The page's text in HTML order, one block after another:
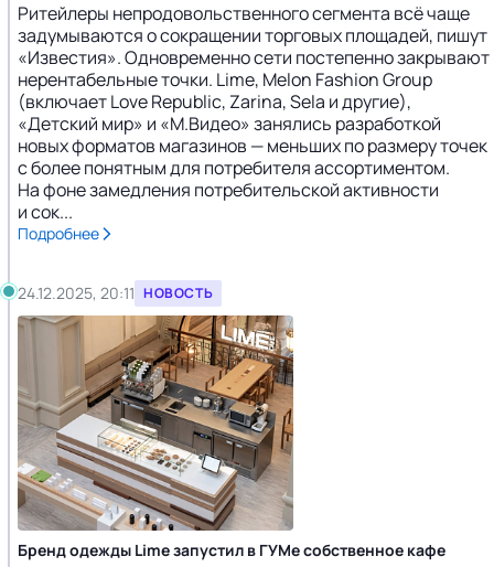
Ритейлеры непродовольственного сегмента всё чаще
задумываются о сокращении торговых площадей, пишут
«Известия». Одновременно сети постепенно закрывают
нерентабельные точки. Lime, Melon Fashion Group
(включает Love Republic, Zarina, Sela и другие),
«Детский мир» и «М.Видео» занялись разработкой
новых форматов магазинов — меньших по размеру точек
с более понятным для потребителя ассортиментом.
На фоне замедления потребительской активности
и сок...
Подробнее
24.12.2025, 20:11 НОВОСТЬ
Бренд одежды Lime запустил в ГУМе собственное кафе